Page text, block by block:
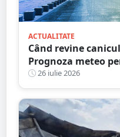
ACTUALITATE
Când revine
Prognoza meteo
următoare
26 iulie 2026